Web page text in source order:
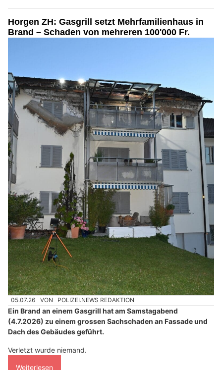
Horgen ZH: Gasgrill setzt Mehrfamilienhaus in
Brand – Schaden von mehreren 100'000 Fr.
05.07.26 VON POLIZEI.NEWS REDAKTION
Ein Brand an einem Gasgrill hat am Samstagabend
(4.7.2026) zu einem grossen Sachschaden an Fassade und
Dach des Gebäudes geführt.
Verletzt wurde niemand.
Weiterlesen